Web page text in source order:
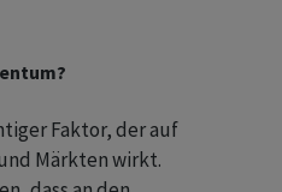
Faktor, der auf
Märkten wirkt.